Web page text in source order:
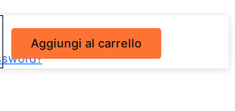
Aggiungi al carrello